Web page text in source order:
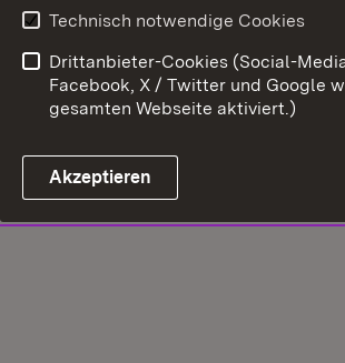
Technisch notwendige Cookies
Drittanbieter-Cookies (Social-
Facebook, X / Twitter und Google
gesamten Webseite aktiviert.)
Akzeptieren